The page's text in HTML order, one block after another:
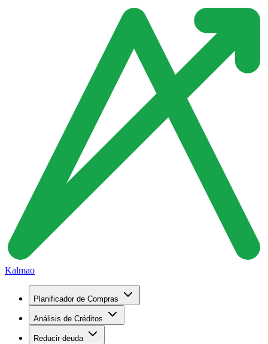
Kalmao
Planificador de Compras
Análisis de Créditos
Reducir deuda